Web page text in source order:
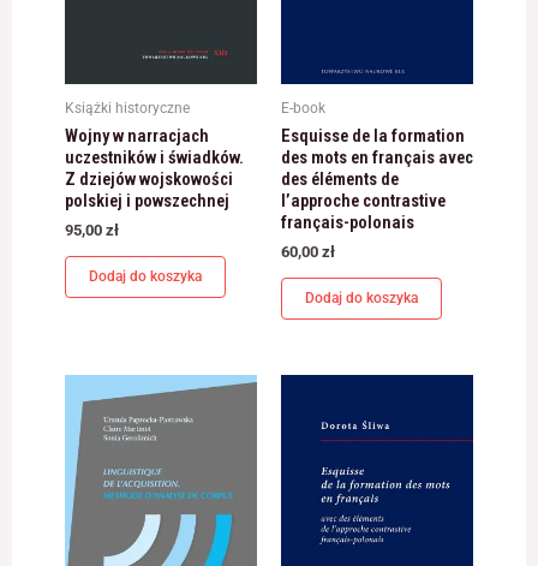
Książki historyczne
Wojny w narracjach
uczestników i świadków.
Z dziejów wojskowości
polskiej i powszechnej
95,00 zł
Dodaj do koszyka
E-book
Esquisse de la formation
des mots en français avec
des éléments de
l’approche contrastive
français-polonais
60,00 zł
Dodaj do koszyka
szansę na
zobaczenie
treści i ofert.